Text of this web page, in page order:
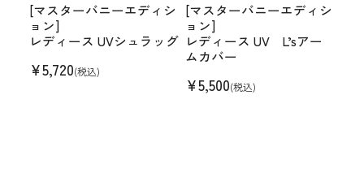
[マスターバニーエディシ
ョン]
レディース UVシュラッグ
¥5,720(税込)
[マスターバニーエディシ
ョン]
レディース UV L’sアー
ムカバー
¥5,500(税込)